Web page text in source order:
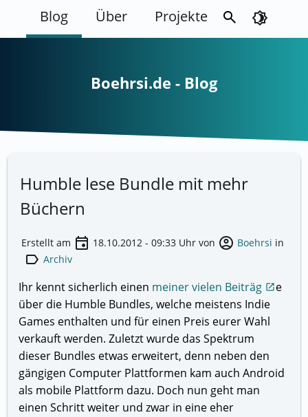
Blog Über Projekte search brightness_4
Boehrsi.de - Blog
Humble lese Bundle mit mehr
Büchern
Erstellt am event 18.10.2012 - 09:33 Uhr von account_circle Boehrsi in
label Archiv
Ihr kennt sicherlich einen meiner vielen Beiträg open_in_newe
über die Humble Bundles, welche meistens Indie
Games enthalten und für einen Preis eurer Wahl
verkauft werden. Zuletzt wurde das Spektrum
dieser Bundles etwas erweitert, denn neben den
gängigen Computer Plattformen kam auch Android
als mobile Plattform dazu. Doch nun geht man
einen Schritt weiter und zwar in eine eher